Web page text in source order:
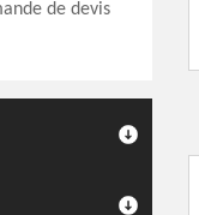
de devis